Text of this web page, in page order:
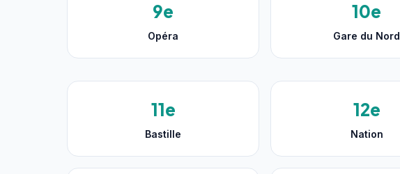
9e
Opéra
10e
Gare du Nord
11e
Bastille
12e
Nation